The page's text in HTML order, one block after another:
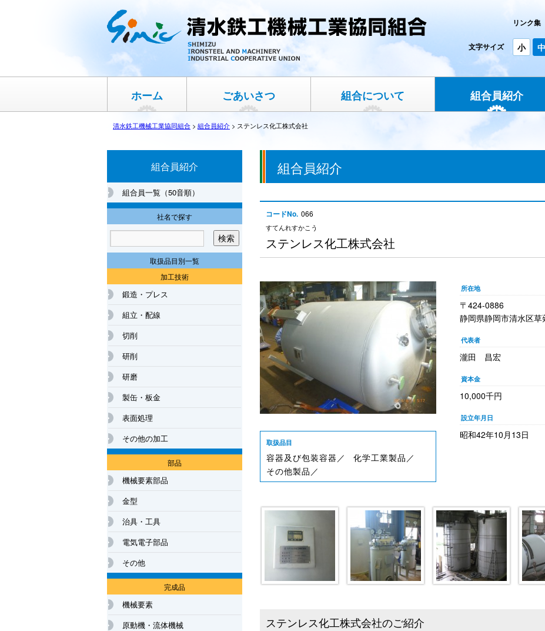
リンク集
文字サイズ 小 中
ホーム ごあいさつ 組合について 組合員紹介
清水鉄工機械工業協同組合 > 組合員紹介 > ステンレス化工株式会社
組合員紹介
コードNo. 066
すてんれすかこう
ステンレス化工株式会社
取扱品目
容器及び包装容器／
化学工業製品／
その他製品／
所在地
〒424-0886
静岡県静岡市清水区
代表者
瀧田 昌宏
資本金
10,000千円
設立年月日
昭和42年10月13日
ステンレス化工株式会社のご紹介
組合員紹介
組合員一覧（50音順）
社名で探す
取扱品目別一覧
加工技術
鍛造・プレス
組立・配線
切削
研削
研磨
製缶・板金
表面処理
その他の加工
部品
機械要素部品
金型
治具・工具
電気電子部品
その他
完成品
機械要素
原動機・流体機械